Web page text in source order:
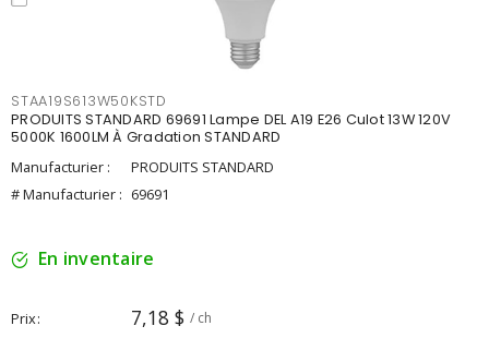
STAA19S613W50KSTD
PRODUITS STANDARD 69691 Lampe DEL A19 E26 Culot 13W 120V
5000K 1600LM À Gradation STANDARD
Manufacturier :
PRODUITS STANDARD
# Manufacturier : 69691
En inventaire
Prix 7,18 $ / ch